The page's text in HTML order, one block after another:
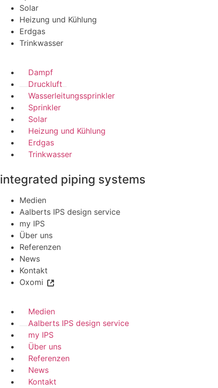
Solar
Heizung und Kühlung
Erdgas
Trinkwasser
Dampf
Druckluft
Wasserleitungssprinkler
Sprinkler
Solar
Heizung und Kühlung
Erdgas
Trinkwasser
integrated piping systems
Medien
Aalberts IPS design service
my IPS
Über uns
Referenzen
News
Kontakt
Oxomi
Medien
Aalberts IPS design service
my IPS
Über uns
Referenzen
News
Kontakt